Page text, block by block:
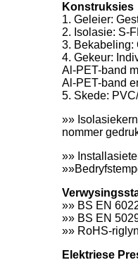
Konstruksies
1. Geleier:
2. Isolasie: S-
3. Bekabeling:
4. Gekeur:
Al-PET-band
Al-PET-band
5. Skede:
»»
nommer
»»
»» BS EN
»» BS EN
»» RoHS-
Elektriese